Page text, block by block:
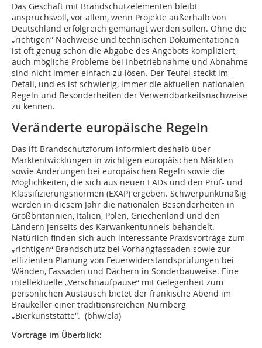
Das Geschäft mit Brandschutzelementen bleibt
anspruchsvoll, vor allem, wenn Projekte außerhalb von
Deutschland erfolgreich gemanagt werden sollen. Ohne die
„richtigen“ Nachweise und technischen Dokumentationen
ist oft genug schon die Abgabe des Angebots kompliziert,
auch mögliche Probleme bei Inbetriebnahme und Abnahme
sind nicht immer einfach zu lösen. Der Teufel steckt im
Detail, und es ist schwierig, immer die aktuellen nationalen
Regeln und Besonderheiten der Verwendbarkeitsnachweise
zu kennen.
Veränderte europäische Regeln
Das ift-Brandschutzforum informiert deshalb über
Marktentwicklungen in wichtigen europäischen Märkten
sowie Änderungen bei europäischen Regeln sowie die
Möglichkeiten, die sich aus neuen EADs und den Prüf- und
Klassifizierungsnormen (EXAP) ergeben. Schwerpunktmäßig
werden in diesem Jahr die nationalen Besonderheiten in
Großbritannien, Italien, Polen, Griechenland und den
Ländern jenseits des Karwankentunnels behandelt.
Natürlich finden sich auch interessante Praxisvorträge zum
„richtigen“ Brandschutz bei Vorhangfassaden sowie zur
effizienten Planung von Feuerwiderstandsprüfungen bei
Wänden, Fassaden und Dächern in Sonderbauweise. Eine
intellektuelle „Verschnaufpause“ mit Gelegenheit zum
persönlichen Austausch bietet der fränkische Abend im
Braukeller einer traditionsreichen Nürnberg
„Bierkunststätte“. (bhw/ela)
Vorträge im Überblick: